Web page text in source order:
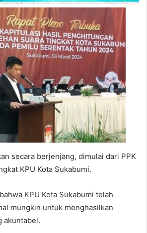
secara berjenjang, dimulai dari PPK
KPU Kota Sukabumi.
KPU Kota Sukabumi telah
mungkin untuk menghasilkan
akuntabel.